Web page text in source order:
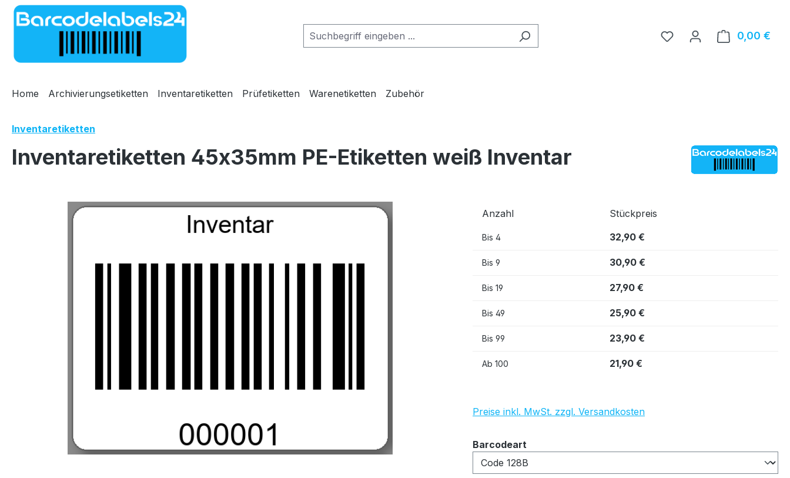
Hauptinhalt springen
Zur Suche springen
Zur Hauptnavigation springen
0,00 €
Home Archivierungsetiketten Inventaretiketten Prüfetiketten Warenetiketten Zubehör
Inventaretiketten
Inventaretiketten 45x35mm PE-Etiketten weiß Inventar
Bildergalerie überspringen Anzahl Stückpreis
Bis 4 32,90 €
Bis 9 30,90 €
Bis 19 27,90 €
Bis 49 25,90 €
Bis 99 23,90 €
Ab 100 21,90 €
Preise inkl. MwSt. zzgl. Versandkosten
Barcodeart